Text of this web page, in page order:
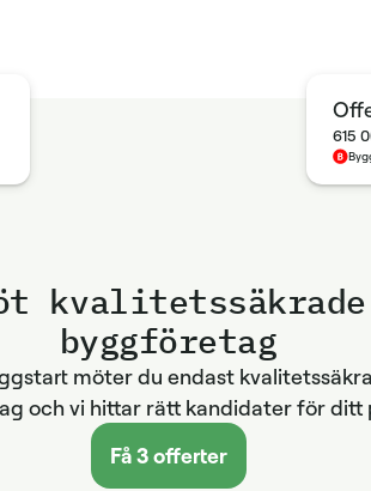
kvalitetssäkrade
byggföretag
möter du endast
och vi hittar rätt kandidater för ditt
Få 3 offerter
615